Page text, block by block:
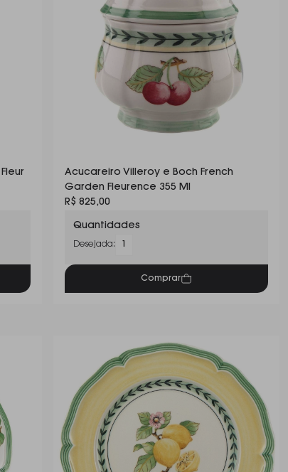
Acucareiro Villeroy e Boch French
Garden Fleurence 355 Ml
R$ 825,00
Quantidades
Desejada: 1
Comprar